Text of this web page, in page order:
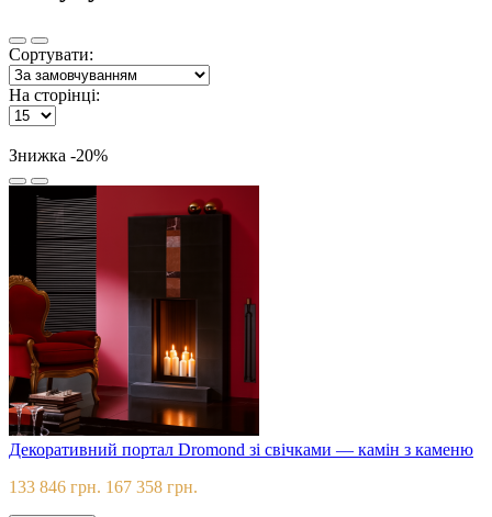
Сортувати:
На сторінці:
Знижка -20%
Декоративний портал Dromond зі свічками — камін з каменю
133 846 грн. 167 358 грн.